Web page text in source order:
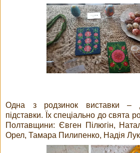
Одна з родзинок виставки –
підставки. Їх спеціально до свята
Полтавщини: Євген Пілюгін,
Орел, Тамара Пилипенко, Надія